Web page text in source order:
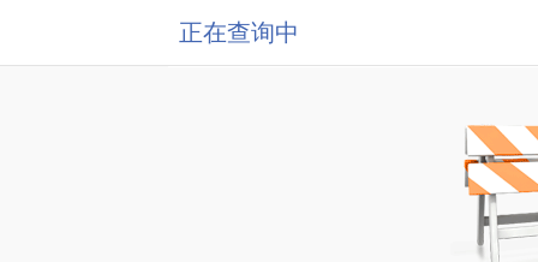
正在查询中